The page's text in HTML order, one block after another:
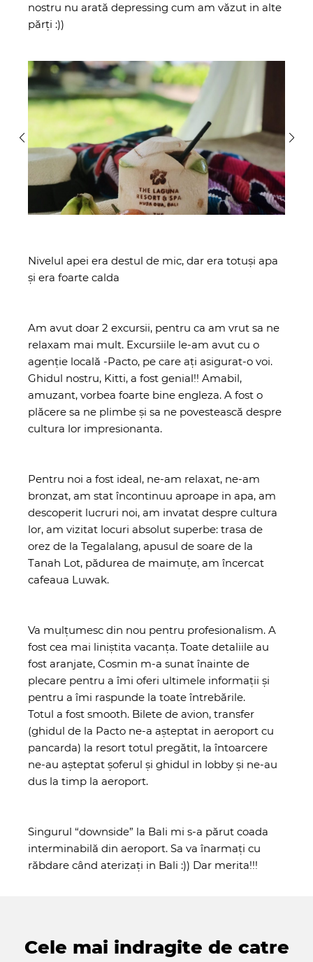
nostru nu arată depressing cum am văzut in alte
părți :))
Nivelul apei era destul de mic, dar era totuși apa
și era foarte calda ️
Am avut doar 2 excursii, pentru ca am vrut sa ne
relaxam mai mult. Excursiile le-am avut cu o
agenție locală -Pacto, pe care ați asigurat-o voi.
Ghidul nostru, Kitti, a fost genial!! Amabil,
amuzant, vorbea foarte bine engleza. A fost o
plăcere sa ne plimbe și sa ne povestească despre
cultura lor impresionanta.
Pentru noi a fost ideal, ne-am relaxat, ne-am
bronzat, am stat încontinuu aproape in apa, am
descoperit lucruri noi, am invatat despre cultura
lor, am vizitat locuri absolut superbe: trasa de
orez de la Tegalalang, apusul de soare de la
Tanah Lot, pădurea de maimuțe, am încercat
cafeaua Luwak.
Va mulțumesc din nou pentru profesionalism. A
fost cea mai liniștita vacanța. Toate detaliile au
fost aranjate, Cosmin m-a sunat înainte de
plecare pentru a îmi oferi ultimele informații și
pentru a îmi raspunde la toate întrebările.
Totul a fost smooth. Bilete de avion, transfer
(ghidul de la Pacto ne-a așteptat in aeroport cu
pancarda) la resort totul pregătit, la întoarcere
ne-au așteptat șoferul și ghidul in lobby și ne-au
dus la timp la aeroport.
Singurul “downside” la Bali mi s-a părut coada
interminabilă din aeroport. Sa va înarmați cu
răbdare când aterizați in Bali :)) Dar merita!!!
Cele mai indragite de catre